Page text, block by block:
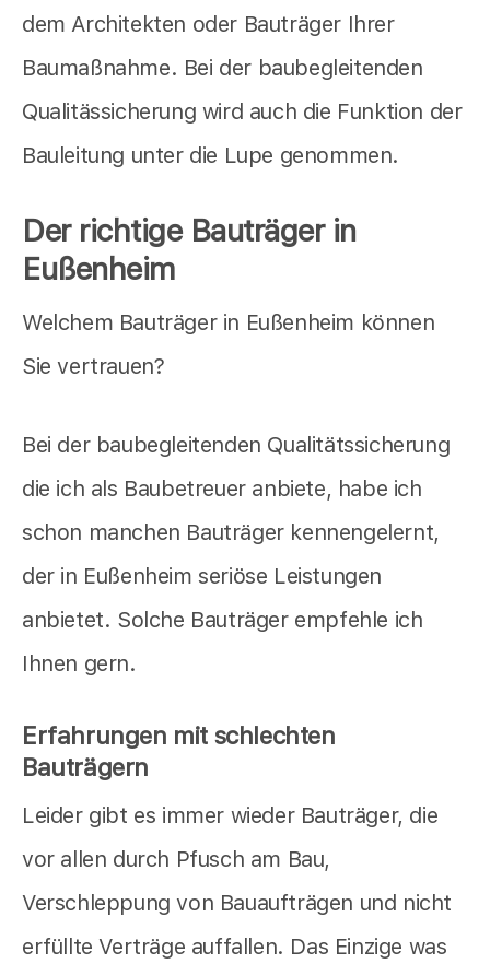
dem Architekten oder Bauträger Ihrer
Baumaßnahme. Bei der baubegleitenden
Qualitässicherung wird auch die Funktion der
Bauleitung unter die Lupe genommen.
Der richtige Bauträger in
Eußenheim
Welchem Bauträger in Eußenheim können
Sie vertrauen?
Bei der baubegleitenden Qualitätssicherung
die ich als Baubetreuer anbiete, habe ich
schon manchen Bauträger kennengelernt,
der in Eußenheim seriöse Leistungen
anbietet. Solche Bauträger empfehle ich
Ihnen gern.
Erfahrungen mit schlechten
Bauträgern
Leider gibt es immer wieder Bauträger, die
vor allen durch Pfusch am Bau,
Verschleppung von Bauaufträgen und nicht
erfüllte Verträge auffallen. Das Einzige was